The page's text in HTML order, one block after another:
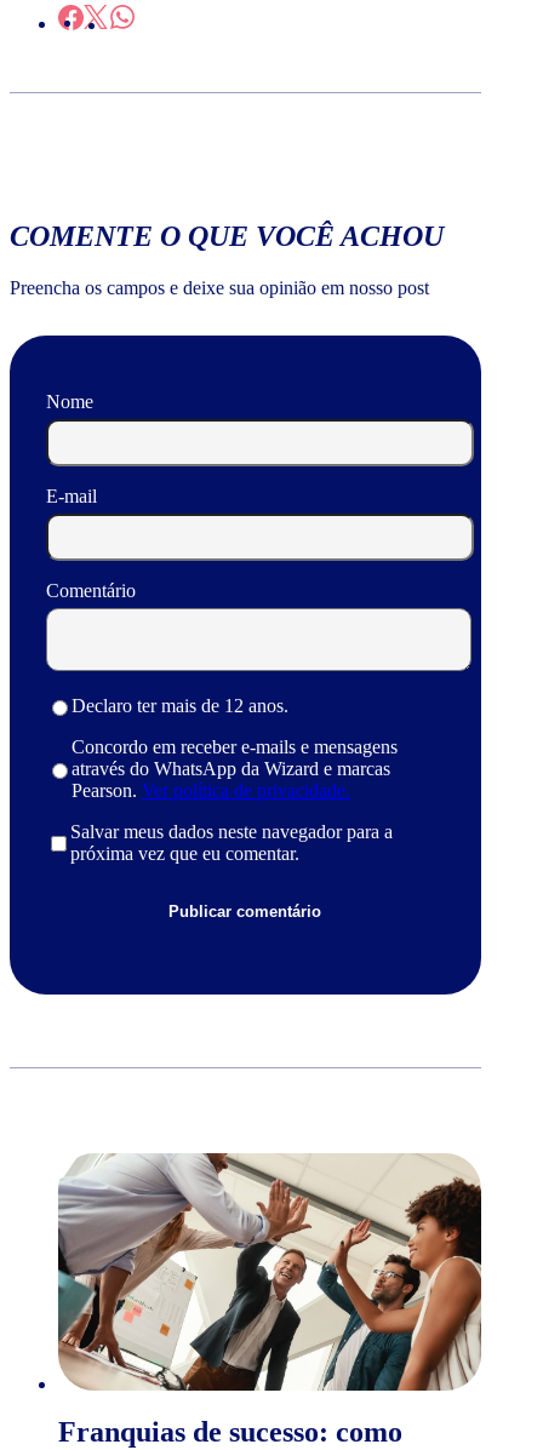
COMENTE O QUE VOCÊ ACHOU
Preencha os campos e deixe sua opinião em nosso post
Nome
E-mail
Comentário
Declaro ter mais de 12 anos.
Concordo em receber e-mails e mensagens
através do WhatsApp da Wizard e marcas
Pearson. Ver política de privacidade.
Salvar meus dados neste navegador para a
próxima vez que eu comentar.
Franquias de sucesso: como